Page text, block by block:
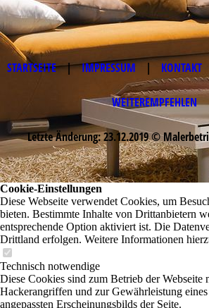
STARTSEITE | IMPRESSUM | KONTAKT
WEITEREMPFEHLEN
Letzte Änderung: 23.12.2019 ©
Cookie-Einstellungen
Diese Webseite verwendet Cookies, um
bieten. Bestimmte Inhalte von Drittanbietern
entsprechende Option aktiviert ist. Die
Drittland erfolgen. Weitere Informationen
Technisch notwendige
Diese Cookies sind zum Betrieb der
Hackerangriffen und zur Gewährleistung
angepassten Erscheinungsbilds der Seite.